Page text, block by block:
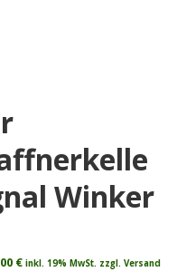
Winker
€ inkl. 19% MwSt. zzgl. Versand